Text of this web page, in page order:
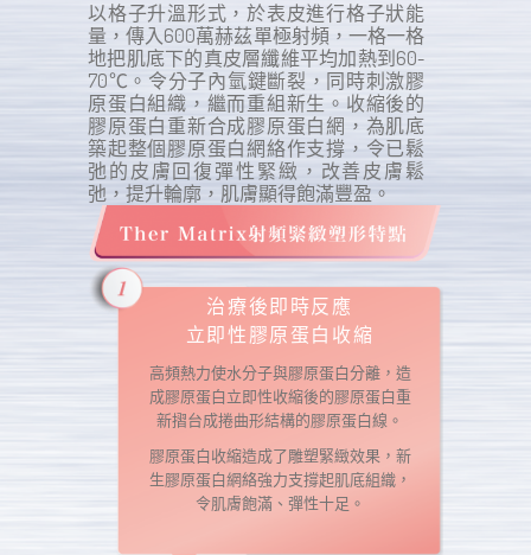
以格子升溫形式，於表皮進行格子狀能
量，傳入600萬赫茲單極射頻，一格一格
地把肌底下的真皮層纖維平均加熱到60-
70℃。令分子內氫鍵斷裂，同時刺激膠
原蛋白組織，繼而重組新生。收縮後的
膠原蛋白重新合成膠原蛋白網，為肌底
築起整個膠原蛋白網絡作支撐，令已鬆
弛的皮膚回復彈性緊緻，改善皮膚鬆
弛，提升輪廓，肌膚顯得飽滿豐盈。
治療後即時反應
立即性膠原蛋白收縮
高頻熱力使水分子與膠原蛋白分離，造
成膠原蛋白立即性收縮後的膠原蛋白重
新摺台成捲曲形結構的膠原蛋白線。
膠原蛋白收縮造成了雕塑緊緻效果，新
生膠原蛋白網絡強力支撐起肌底組織，
令肌膚飽滿、彈性十足。